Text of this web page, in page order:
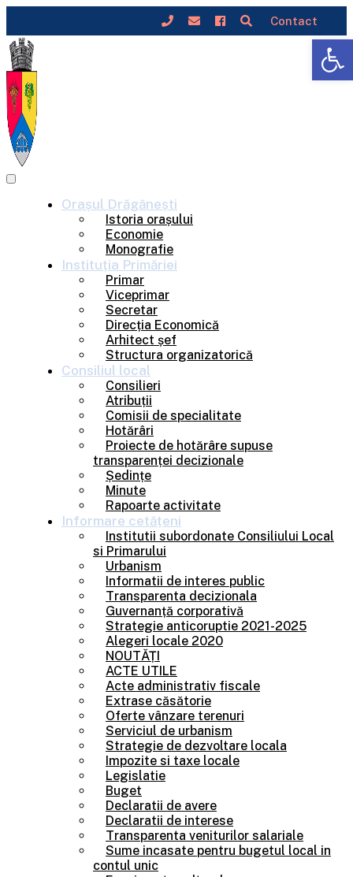
Skip
to
content
Orașul Drăgănești
Istoria orașului
Economie
Monografie
Instituția Primăriei
Primar
Viceprimar
Secretar
Direcția Economică
Arhitect șef
Structura organizatorică
Consiliul local
Consilieri
Atribuții
Comisii de specialitate
Hotărâri
Proiecte de hotărâre supuse
transparenței decizionale
Ședințe
Minute
Rapoarte activitate
Informare cetățeni
Institutii subordonate Consiliului Local
si Primarului
Urbanism
Informatii de interes public
Transparenta decizionala
Guvernanță corporativă
Strategie anticoruptie 2021-2025
Alegeri locale 2020
NOUTĂȚI
ACTE UTILE
Acte administrativ fiscale
Extrase căsătorie
Oferte vânzare terenuri
Serviciul de urbanism
Strategie de dezvoltare locala
Impozite si taxe locale
Legislatie
Buget
Declaratii de avere
Declaratii de interese
Transparenta veniturilor salariale
Sume incasate pentru bugetul local in
contul unic
Contact